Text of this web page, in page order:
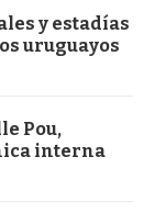
y estadías
uruguayos
Pou,
interna